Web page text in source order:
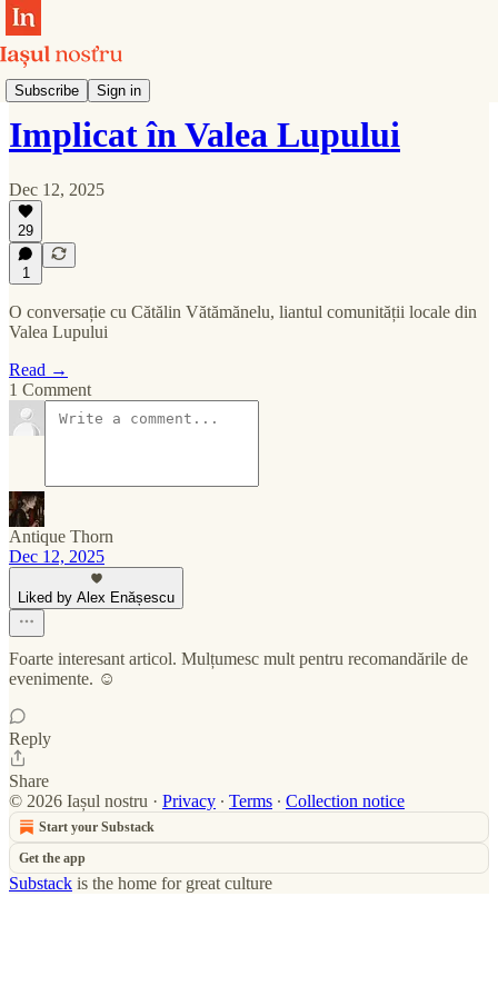
Subscribe Sign in
Periurban
Implicat în Valea Lupului
Dec 12, 2025
29
1
O conversație cu Cătălin Vătămănelu, liantul comunității locale din
Valea Lupului
Read →
1 Comment
Antique Thorn
Dec 12, 2025
Liked by Alex Enășescu
Foarte interesant articol. Mulțumesc mult pentru recomandările de
evenimente. ☺️
Reply
Share
© 2026 Iașul nostru · Privacy ∙ Terms ∙ Collection notice
Start your Substack
Get the app
Substack is the home for great culture